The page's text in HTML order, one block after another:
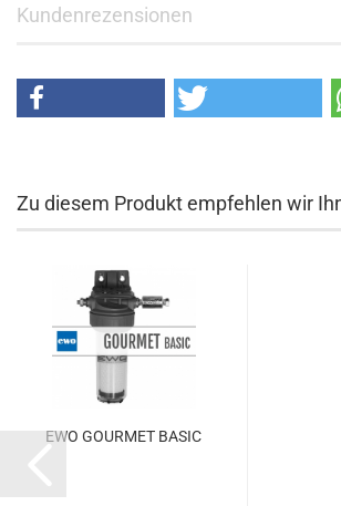
Kundenrezensionen
Zu diesem Produkt empfehlen wir
EWO GOURMET BASIC